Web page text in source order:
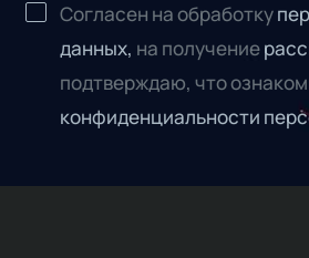
Согласен на обработку
данных, на получение
подтверждаю, что
конфиденциальности